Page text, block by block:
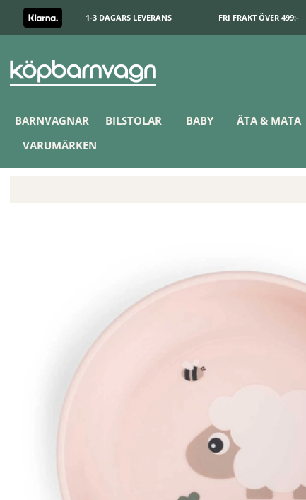
1-3 DAGARS LEVERANS FRI FRAKT ÖVER 499:-
BARNVAGNAR BILSTOLAR BABY ÄTA & MATA
VARUMÄRKEN